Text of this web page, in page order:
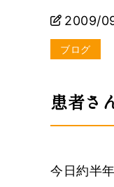
2009/
ブログ
患者さ
今日約半